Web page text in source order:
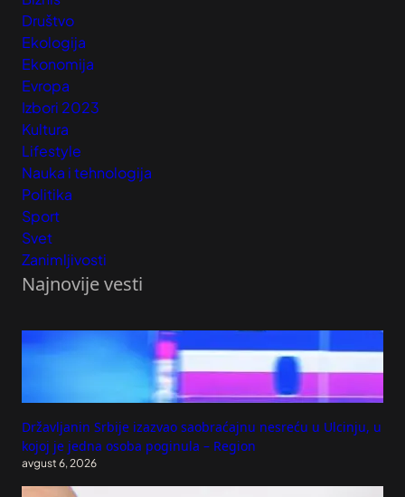
Društvo
Ekologija
Ekonomija
Evropa
Izbori 2023
Kultura
Lifestyle
Nauka i tehnologija
Politika
Sport
Svet
Zanimljivosti
Najnovije vesti
Državljanin Srbije izazvao saobraćajnu nesreću u Ulcinju, u
kojoj je jedna osoba poginula – Region
avgust 6, 2026